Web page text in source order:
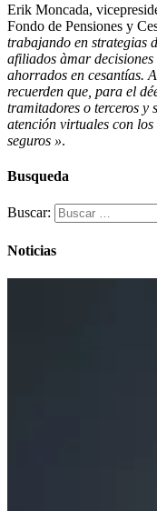
Erik Moncada,
Fondo de Pensiones y
trabajando en strategias
afiliados àmar decisiones
ahorrados en cesantías.
recuerden que, para el
tramitadores o terceros y
atención virtuales con
seguros ».
Busqueda
Buscar:
Noticias